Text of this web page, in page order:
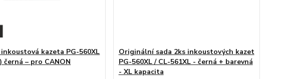
kazeta PG-560XL
černá – pro CANON
Originální sada 2ks inkoustových kazet
PG-560XL / CL-561XL - černá + barevná
- XL kapacita